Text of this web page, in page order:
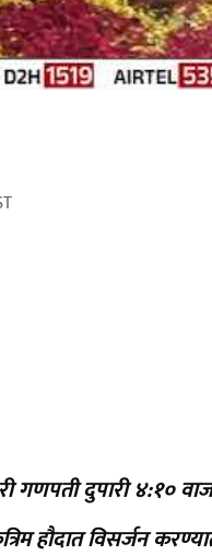
गणपती दुपारी ४:१०
हौदात विसर्जन